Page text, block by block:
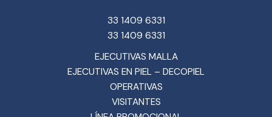
33 1409 6331
33 1409 6331
EJECUTIVAS MALLA
EJECUTIVAS EN PIEL – DECOPIEL
OPERATIVAS
VISITANTES